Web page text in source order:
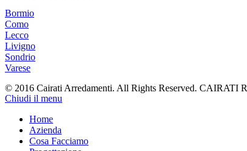
Bormio
Como
Lecco
Livigno
Sondrio
Varese
© 2016 Cairati Arredamenti. All Rights Reserved. CAIRATI
Chiudi il menu
Home
Azienda
Cosa Facciamo